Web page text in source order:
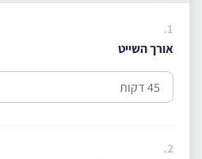
1.
אורך השייט
2.